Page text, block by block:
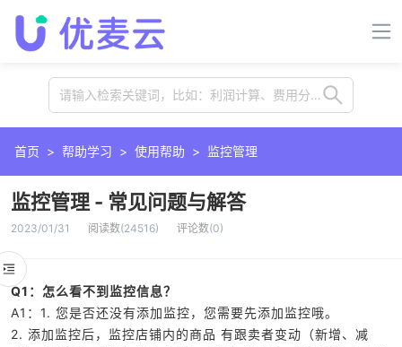
请输入检索关键词，比如：利润计算、费用分摊、插件、卡位等
首页 > 帮助学习 > 使用帮助 > 监控管理
监控管理 - 常见问题与解答
2023/01/31 阅读数(24516) 评论数(0)
Q1：怎么看不到监控信息？
A1：1. 您是否还没有添加监控，您需要先添加监控哦。
2. 添加监控后，监控店铺内的商品 有跟卖者变动（新增、减